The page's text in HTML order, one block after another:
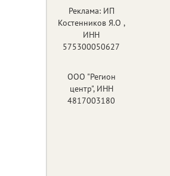
Реклама: ИП
Костенников Я.О ,
ИНН
575300050627
ООО "Регион
центр", ИНН
4817003180